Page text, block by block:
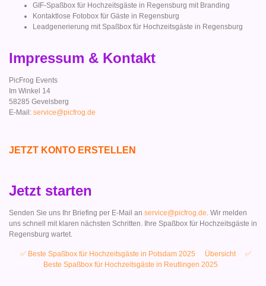
GIF-Spaßbox für Hochzeitsgäste in Regensburg mit Branding
Kontaktlose Fotobox für Gäste in Regensburg
Leadgenerierung mit Spaßbox für Hochzeitsgäste in Regensburg
Impressum & Kontakt
PicFrog Events
Im Winkel 14
58285 Gevelsberg
E-Mail: service@picfrog.de
JETZT KONTO ERSTELLEN
Jetzt starten
Senden Sie uns Ihr Briefing per E-Mail an service@picfrog.de. Wir melden
uns schnell mit klaren nächsten Schritten. Ihre Spaßbox für Hochzeitsgäste in
Regensburg wartet.
✅ Beste Spaßbox für Hochzeitsgäste in Potsdam 2025 Übersicht
✅
Beste Spaßbox für Hochzeitsgäste in Reutlingen 2025